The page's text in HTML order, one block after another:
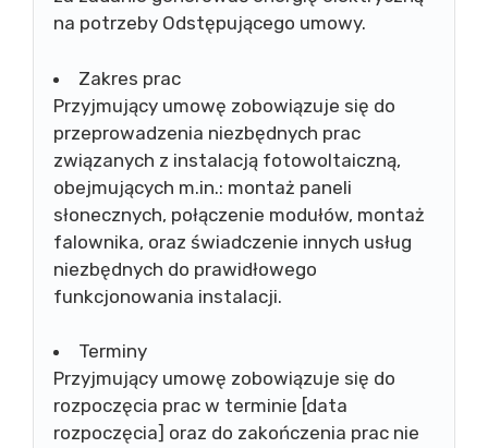
na potrzeby Odstępującego umowy.
Zakres prac
Przyjmujący umowę zobowiązuje się do
przeprowadzenia niezbędnych prac
związanych z instalacją fotowoltaiczną,
obejmujących m.in.: montaż paneli
słonecznych, połączenie modułów, montaż
falownika, oraz świadczenie innych usług
niezbędnych do prawidłowego
funkcjonowania instalacji.
Terminy
Przyjmujący umowę zobowiązuje się do
rozpoczęcia prac w terminie [data
rozpoczęcia] oraz do zakończenia prac nie